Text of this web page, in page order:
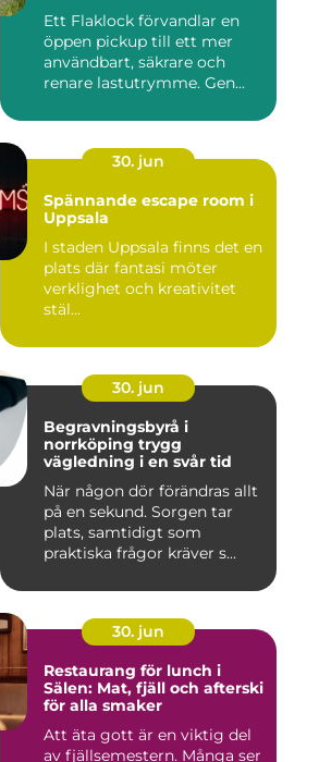
Ett Flaklock förvandlar en
öppen pickup till ett mer
användbart, säkrare och
renare lastutrymme. Gen...
30. jun
Spännande escape room i
Uppsala
I staden Uppsala finns det en
plats där fantasi möter
verklighet och kreativitet
stäl...
30. jun
Begravningsbyrå i
norrköping trygg
vägledning i en svår tid
När någon dör förändras allt
på en sekund. Sorgen tar
plats, samtidigt som
praktiska frågor kräver s...
30. jun
Restaurang för lunch i
Sälen: Mat, fjäll och afterski
för alla smaker
Att äta gott är en viktig del
av fjällsemestern. Många ser